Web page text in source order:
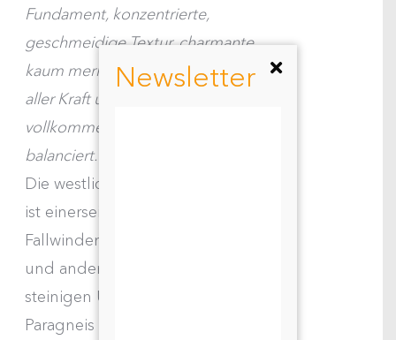
Fundament, konzentrierte,
geschmeidige Textur, charmante,
kaum merkliche Restsüße; trotz
aller Kraft und Opulenz in sich
vollkommen stimmig und gut
balanciert. (Prof. Bernulf Bruckner)
Die westliche Seite des Setzberges
ist einerseits geprägt von kühlen
Fallwinden aus dem Spitz Graben
und andererseits von sandig-
steinigen Urgesteinsböden aus
Paragneis und Marmor. Hier
Newsletter